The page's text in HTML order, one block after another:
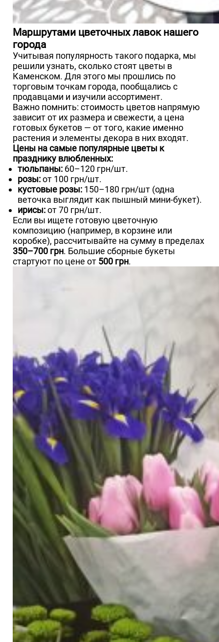
Маршрутами цветочных лавок нашего
города
Учитывая популярность такого подарка, мы
решили узнать, сколько стоят цветы в
Каменском. Для этого мы прошлись по
торговым точкам города, пообщались с
продавцами и изучили ассортимент.
Важно помнить: стоимость цветов напрямую
зависит от их размера и свежести, а цена
готовых букетов — от того, какие именно
растения и элементы декора в них входят.
Цены на самые популярные цветы к
празднику влюбленных:
тюльпаны: 60–120 грн/шт.
розы:от 100 грн/шт.
кустовые розы: 150–180 грн/шт (одна
веточка выглядит как пышный мини-букет).
ирисы:от 70 грн/шт.
Если вы ищете готовую цветочную
композицию (например, в корзине или
коробке), рассчитывайте на сумму в пределах
350–700 грн. Большие сборные букеты
стартуют по цене от 500 грн.